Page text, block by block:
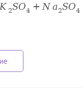
K 2SO4 + Na2SO4